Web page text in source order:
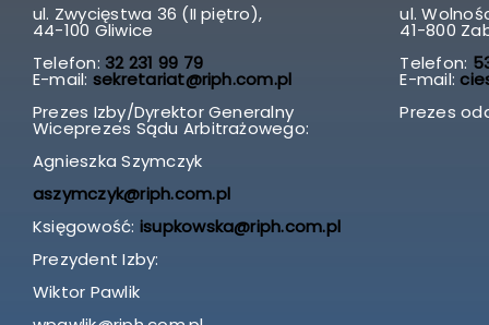
ul. Zwycięstwa 36 (II piętro),
44-100 Gliwice
Telefon: 32 231 99 79
E-mail: sekretariat@riph.com.pl
Prezes Izby/Dyrektor Generalny
Wiceprezes Sądu Arbitrażowego:
Agnieszka Szymczyk
aszymczyk@riph.com.pl
Księgowość: isupkowska@riph.com.pl
Prezydent Izby:
Wiktor Pawlik
ul.
41-800
Telefon:
E-mail:
Prezes